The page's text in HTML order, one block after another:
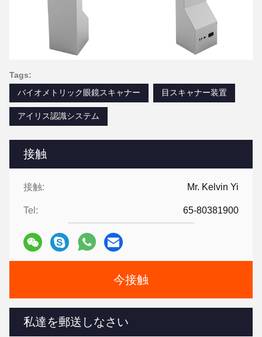
接触
接触: Mr. Kelvin Yi
Tel: 65-80381900
今接触
私達を郵送しなさい
Tags:
バイオメトリック眼鏡スキャナー
目スキャナー装置
アイリス認識システム